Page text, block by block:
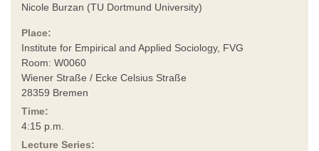
Nicole Burzan (TU Dortmund University)
Place:
Institute for Empirical and Applied Sociology, FVG
Room: W0060
Wiener Straße / Ecke Celsius Straße
28359 Bremen
Time:
4:15 p.m.
Lecture Series: